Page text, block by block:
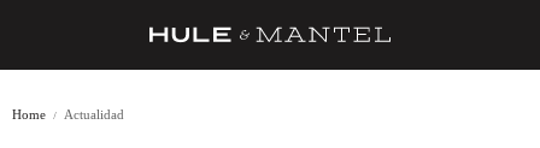
Home Actualidad